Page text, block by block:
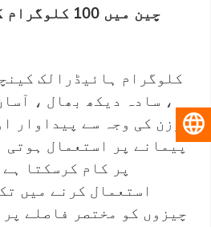
چین میں 100
، سادہ دیکھ بھال ،
وزن کی وجہ سے پیداوار
پیمانے پر استعمال ہوتی
پر کام کرسکتا
استعمال کرنے میں
چیزوں کو مختصر فاصلے
اردو